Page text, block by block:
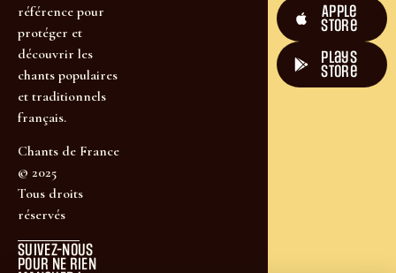
référence pour
protéger et
découvrir les
chants populaires
et traditionnels
français.
Chants de France
© 2025
Tous droits
réservés
SUIVEZ-NOUS
POUR NE RIEN
Apple
Store
plays
store